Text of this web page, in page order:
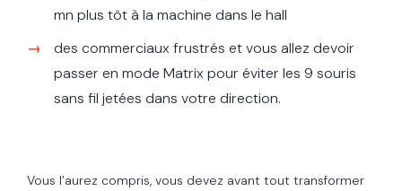
mn plus tôt à la machine dans le hall
des commerciaux frustrés et vous allez devoir
passer en mode Matrix pour éviter les 9 souris
sans fil jetées dans votre direction.
Vous l’aurez compris, vous devez avant tout transformer